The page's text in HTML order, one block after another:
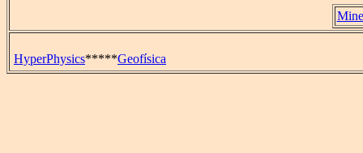
HyperPhysics*****Geofísica